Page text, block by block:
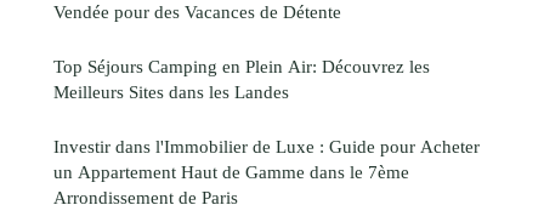
Vendée pour des Vacances de Détente
Top Séjours Camping en Plein Air: Découvrez les
Meilleurs Sites dans les Landes
Investir dans l'Immobilier de Luxe : Guide pour Acheter
un Appartement Haut de Gamme dans le 7ème
Arrondissement de Paris